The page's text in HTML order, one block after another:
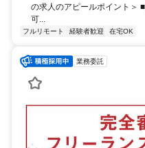
の求人のアピールポイント＞
可...
フルリモート 経験者歓迎 在宅OK
業務委託